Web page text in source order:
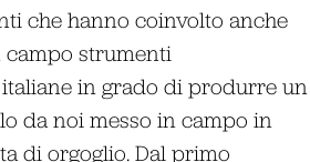
che hanno coinvolto anche
strumenti
in grado di produrre un
da noi messo in campo in
di orgoglio. Dal primo